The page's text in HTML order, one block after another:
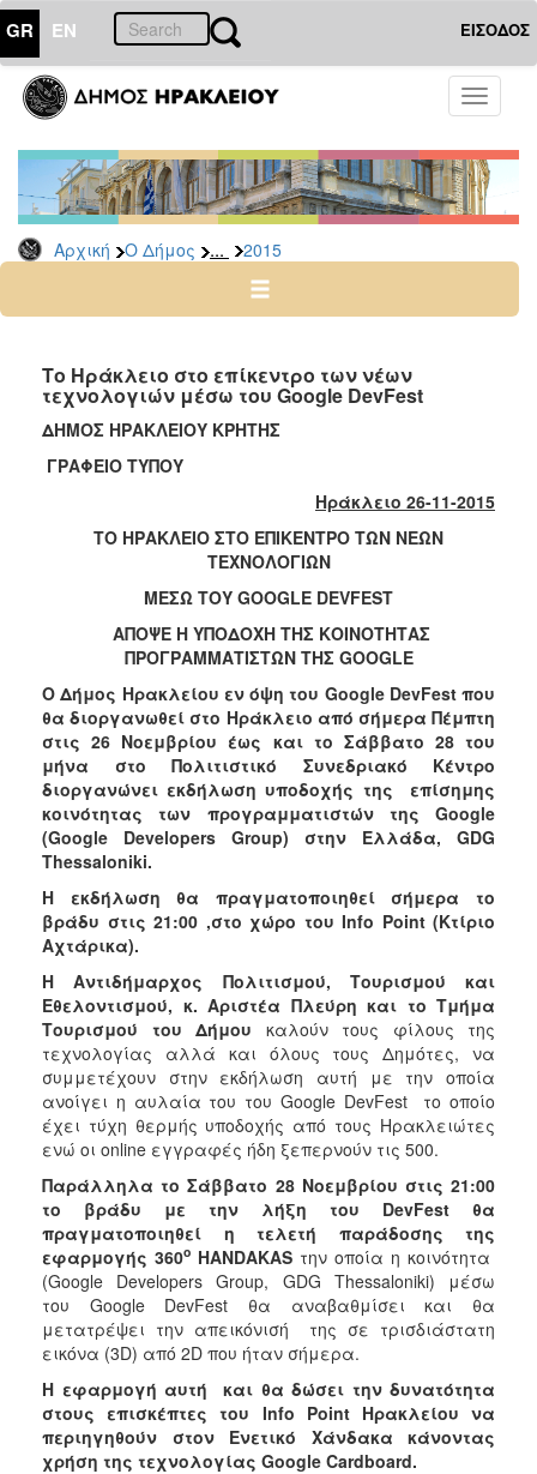
GR EN ΕΙΣΟΔΟΣ
Toggle
Αρχική Ο Δήμος ... 2015
ΔΗΜΟΣ
Δελτία
Τύπου
Αρχείο
2026
2024
2022
2021
2020
2018
2015
2013
2012
2011
2010
2006
ΤΟΠΟΣ
ΠΟΛΙΤΙΣΜΟΣ
ΑΝΘΕΚΤΙΚΗ
ΠΟΛΗ
Το Ηράκλειο στο επίκεντρο των νέων
τεχνολογιών μέσω του Google DevFest
ΔΗΜΟΣ ΗΡΑΚΛΕΙΟΥ ΚΡΗΤΗΣ
ΓΡΑΦΕΙΟ ΤΥΠΟΥ
Ηράκλειο 26-11-2015
ΤΟ ΗΡΑΚΛΕΙΟ ΣΤΟ ΕΠΙΚΕΝΤΡΟ ΤΩΝ ΝΕΩΝ
ΤΕΧΝΟΛΟΓΙΩΝ
ΜΕΣΩ ΤΟΥ GOOGLE DEVFEST
AΠΟΨΕ Η ΥΠΟΔΟΧΗ ΤΗΣ ΚΟΙΝΟΤΗΤΑΣ
ΠΡΟΓΡΑΜΜΑΤΙΣΤΩΝ ΤΗΣ GOOGLE
Ο Δήμος Ηρακλείου εν όψη του Google DevFest που
θα διοργανωθεί στο Ηράκλειο από σήμερα Πέμπτη
στις 26 Νοεμβρίου έως και το Σάββατο 28 του
μήνα στο Πολιτιστικό Συνεδριακό Κέντρο
διοργανώνει εκδήλωση υποδοχής της επίσημης
κοινότητας των προγραμματιστών της Google
(Google Developers Group) στην Ελλάδα, GDG
Thessaloniki.
Η εκδήλωση θα πραγματοποιηθεί σήμερα το
βράδυ στις 21:00 ,στο χώρο του Info Point (Κτίριο
Αχτάρικα).
Η Αντιδήμαρχος Πολιτισμού, Τουρισμού και
Εθελοντισμού, κ. Αριστέα Πλεύρη και το Τμήμα
Τουρισμού του Δήμου καλούν τους φίλους της
τεχνολογίας αλλά και όλους τους Δημότες, να
συμμετέχουν στην εκδήλωση αυτή με την οποία
ανοίγει η αυλαία του του Google DevFest το οποίο
έχει τύχη θερμής υποδοχής από τους Ηρακλειώτες
ενώ οι online εγγραφές ήδη ξεπερνούν τις 500.
Παράλληλα το Σάββατο 28 Νοεμβρίου στις 21:00
το βράδυ με την λήξη του DevFest θα
πραγματοποιηθεί η τελετή παράδοσης της
εφαρμογής 360o HANDAKAS την οποία η κοινότητα
(Google Developers Group, GDG Thessaloniki) μέσω
του Google DevFest θα αναβαθμίσει και θα
μετατρέψει την απεικόνισή της σε τρισδιάστατη
εικόνα (3D) από 2D που ήταν σήμερα.
Η εφαρμογή αυτή και θα δώσει την δυνατότητα
στους επισκέπτες του Info Point Ηρακλείου να
περιηγηθούν στον Ενετικό Χάνδακα κάνοντας
χρήση της τεχνολογίας Google Cardboard.